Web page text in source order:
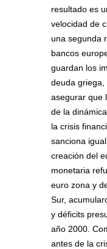
resultado es
velocidad de
una segunda
bancos
guardan los
deuda griega,
asegurar que
de la
la crisis
sanciona
creación del
monetaria
euro zona y
Sur,
y déficits
año 2000.
antes de la